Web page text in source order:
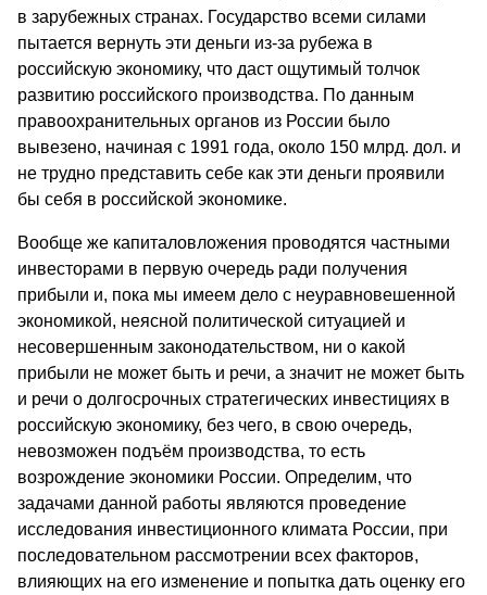
в зарубежных странах. Государство всеми силами
пытается вернуть эти деньги из-за рубежа в
российскую экономику, что даст ощутимый толчок
развитию российского производства. По данным
правоохранительных органов из России было
вывезено, начиная с 1991 года, около 150 млрд. дол. и
не трудно представить себе как эти деньги проявили
бы себя в российской экономике.
Вообще же капиталовложения проводятся частными
инвесторами в первую очередь ради получения
прибыли и, пока мы имеем дело с неуравновешенной
экономикой, неясной политической ситуацией и
несовершенным законодательством, ни о какой
прибыли не может быть и речи, а значит не может быть
и речи о долгосрочных стратегических инвестициях в
российскую экономику, без чего, в свою очередь,
невозможен подъём производства, то есть
возрождение экономики России. Определим, что
задачами данной работы являются проведение
исследования инвестиционного климата России, при
последовательном рассмотрении всех факторов,
влияющих на его изменение и попытка дать оценку его